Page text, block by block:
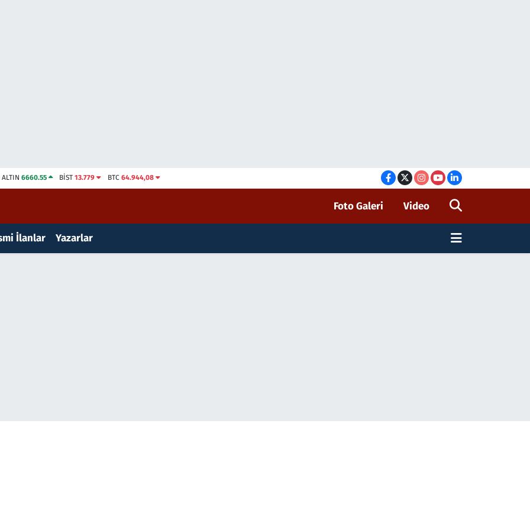
ALTIN 6660.55 BİST13.779 BTC 64.944,08
Foto Galeri Video
İlanlar Yazarlar